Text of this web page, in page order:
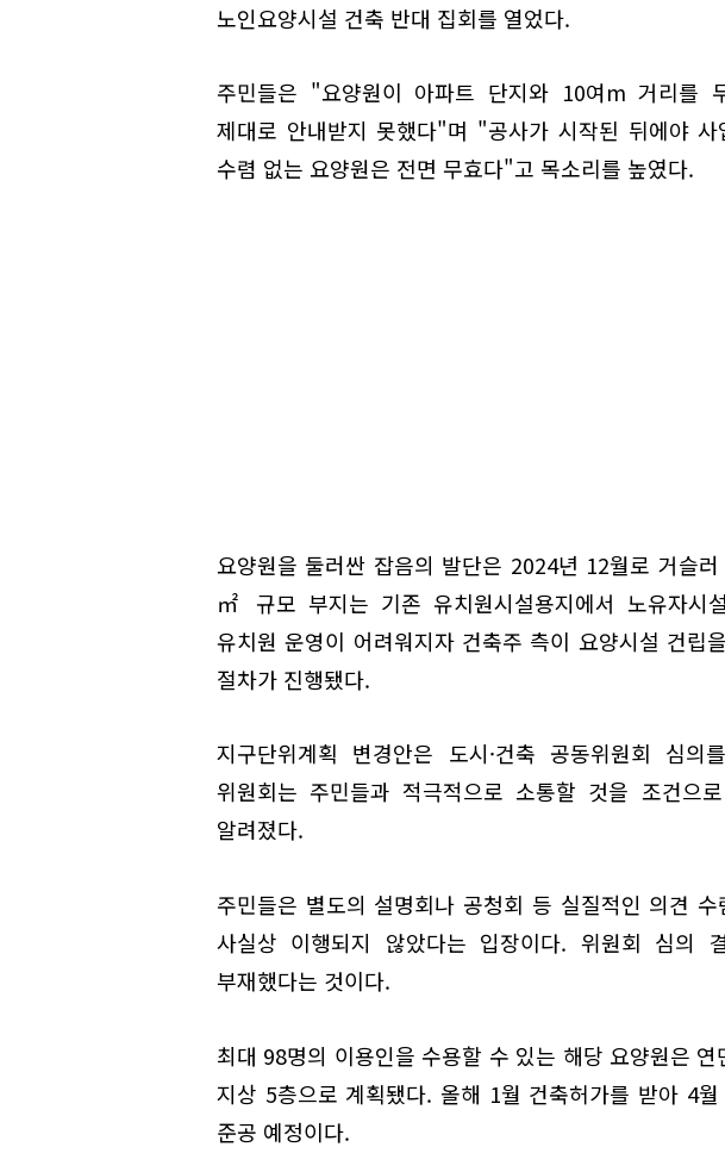
노인요양시설 건축 반대 집회를 열었다.
주민들은 "요양원이 아파트 단지와 10여m 거리를
제대로 안내받지 못했다"며 "공사가 시작된 뒤에야
수렴 없는 요양원은 전면 무효다"고 목소리를 높였다.
요양원을 둘러싼 잡음의 발단은 2024년 12월로 거슬
㎡ 규모 부지는 기존 유치원시설용지에서 노유자시
유치원 운영이 어려워지자 건축주 측이 요양시설 건립
절차가 진행됐다.
지구단위계획 변경안은 도시·건축 공동위원회 심
위원회는 주민들과 적극적으로 소통할 것을 조건으
알려졌다.
주민들은 별도의 설명회나 공청회 등 실질적인 의견
사실상 이행되지 않았다는 입장이다. 위원회 심의
부재했다는 것이다.
최대 98명의 이용인을 수용할 수 있는 해당 요양원은
지상 5층으로 계획됐다. 올해 1월 건축허가를 받아 4
준공 예정이다.